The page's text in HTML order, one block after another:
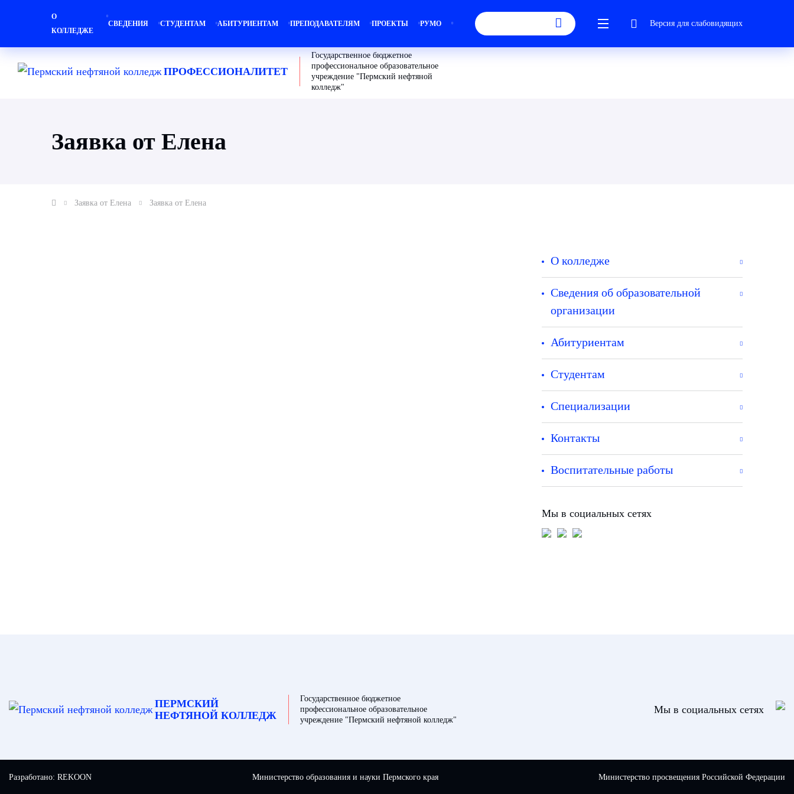
О
КОЛЛЕДЖЕ
СВЕДЕНИЯ СТУДЕНТАМ АБИТУРИЕНТАМ ПРЕПОДАВАТЕЛЯМ ПРОЕКТЫ РУМО Версия для слабовидящих
ПРОФЕССИОНАЛИТЕТ
Государственное бюджетное
профессиональное образовательное
учреждение "Пермский нефтяной
колледж"
Заявка от Елена
Заявка от Елена Заявка от Елена
О колледже
Сведения об образовательной
организации
Абитуриентам
Студентам
Специализации
Контакты
Воспитательные работы
Мы в социальных сетях
ПЕРМСКИЙ
НЕФТЯНОЙ КОЛЛЕДЖ
Государственное бюджетное
профессиональное образовательное
учреждение "Пермский нефтяной колледж"
Мы в социальных сетях
Разработано: REKOON Министерство образования и науки Пермского края Министерство просвещения Российской Федерации